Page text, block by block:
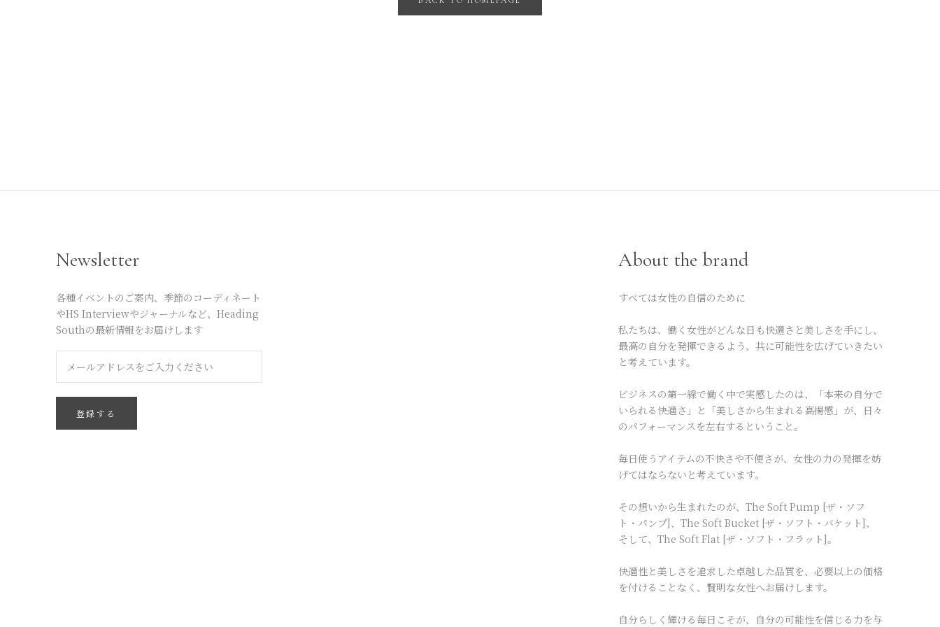
Newsletter
各種イベントのご案内、季節のコーディネート
やHS Interviewやジャーナルなど、Heading
Southの最新情報をお届けします
登録する
About the brand
すべては女性の自信のために
私たちは、働く女性がどんな日も快適さと美しさを手にし、
最高の自分を発揮できるよう、共に可能性を広げていきたい
と考えています。
ビジネスの第一線で働く中で実感したのは、「本来の自分で
いられる快適さ」と「美しさから生まれる高揚感」が、日々
のパフォーマンスを左右するということ。
毎日使うアイテムの不快さや不便さが、女性の力の発揮を妨
げてはならないと考えています。
その想いから生まれたのが、The Soft Pump [ザ・ソフ
ト・パンプ]、The Soft Bucket [ザ・ソフト・バケット]、
そして、The Soft Flat [ザ・ソフト・フラット]。
快適性と美しさを追求した卓越した品質を、必要以上の価格
を付けることなく、賢明な女性へお届けします。
自分らしく輝ける毎日こそが、自分の可能性を信じる力を与